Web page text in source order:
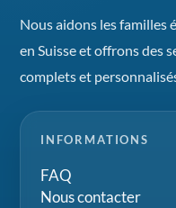
Nous aidons les familles
en Suisse et offrons des
complets et
INFORMATIONS
FAQ
Nous contacter